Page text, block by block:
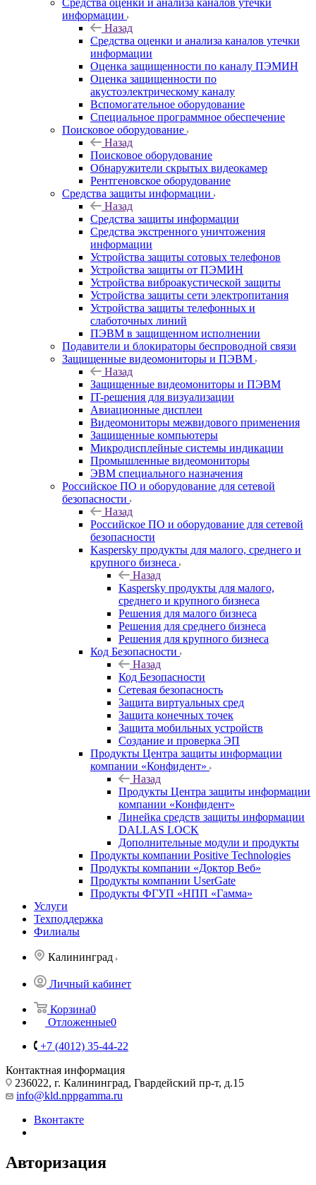
Средства оценки и анализа каналов утечки
информации
Назад
Средства оценки и анализа каналов утечки
информации
Оценка защищенности по каналу ПЭМИН
Оценка защищенности по
акустоэлектрическому каналу
Вспомогательное оборудование
Специальное программное обеспечение
Поисковое оборудование
Назад
Поисковое оборудование
Обнаружители скрытых видеокамер
Рентгеновское оборудование
Средства защиты информации
Назад
Средства защиты информации
Средства экстренного уничтожения
информации
Устройства защиты сотовых телефонов
Устройства защиты от ПЭМИН
Устройства виброакустической защиты
Устройства защиты сети электропитания
Устройства защиты телефонных и
слаботочных линий
ПЭВМ в защищенном исполнении
Подавители и блокираторы беспроводной связи
Защищенные видеомониторы и ПЭВМ
Назад
Защищенные видеомониторы и ПЭВМ
IT-решения для визуализации
Авиационные дисплеи
Видеомониторы межвидового применения
Защищенные компьютеры
Микродисплейные системы индикации
Промышленные видеомониторы
ЭВМ специального назначения
Российское ПО и оборудование для сетевой
безопасности
Назад
Российское ПО и оборудование для сетевой
безопасности
Kaspersky продукты для малого, среднего и
крупного бизнеса
Назад
Kaspersky продукты для малого,
среднего и крупного бизнеса
Решения для малого бизнеса
Решения для среднего бизнеса
Решения для крупного бизнеса
Код Безопасности
Назад
Код Безопасности
Сетевая безопасность
Защита виртуальных сред
Защита конечных точек
Защита мобильных устройств
Создание и проверка ЭП
Продукты Центра защиты информации
компании «Конфидент»
Назад
Продукты Центра защиты информации
компании «Конфидент»
Линейка средств защиты информации
DALLAS LOCK
Дополнительные модули и продукты
Продукты компании Positive Technologies
Продукты компании «Доктор Веб»
Продукты компании UserGate
Продукты ФГУП «НПП «Гамма»
Услуги
Техподдержка
Филиалы
Калининград
Личный кабинет
Корзина0
Отложенные0
+7 (4012) 35-44-22
Контактная информация
236022, г. Калининград, Гвардейский пр-т, д.15
info@kld.nppgamma.ru
Вконтакте
Авторизация